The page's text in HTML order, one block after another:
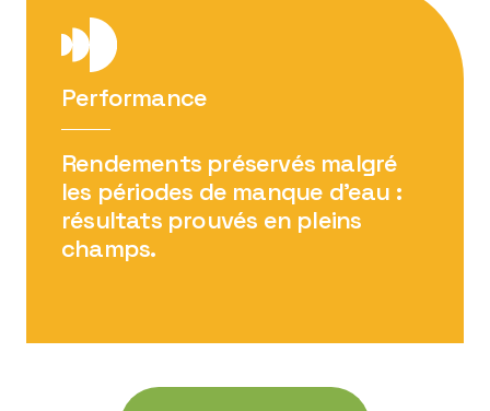
Performance
Rendements préservés malgré
les périodes de manque d’eau :
résultats prouvés en pleins
champs.